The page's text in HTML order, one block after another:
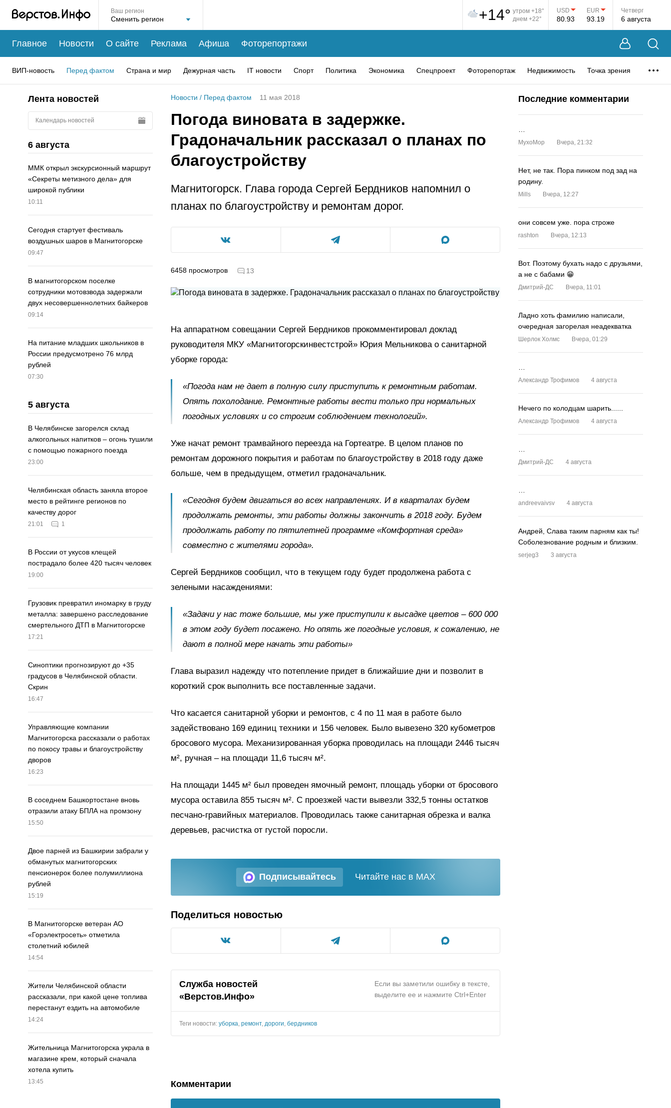
Ваш регион +14° утром +18°
днем +22°
USD
80.93
EUR
93.19
Четверг
6 августа
Главное Новости О сайте Реклама Афиша Фоторепортажи
ВИП-новость Перед фактом Страна и мир Дежурная часть IT новости Спорт Политика Экономика Спецпроект Фоторепортаж Недвижимость Точка зрения
Лента новостей
Календарь новостей
6 августа
ММК открыл экскурсионный маршрут
«Секреты метизного дела» для
широкой публики
10:11
Сегодня стартует фестиваль
воздушных шаров в Магнитогорске
09:47
В магнитогорском поселке
сотрудники мотовзвода задержали
двух несовершеннолетних байкеров
09:14
На питание младших школьников в
России предусмотрено 76 млрд
рублей
07:30
5 августа
В Челябинске загорелся склад
алкогольных напитков – огонь тушили
с помощью пожарного поезда
23:00
Челябинская область заняла второе
место в рейтинге регионов по
качеству дорог
21:01 1
В России от укусов клещей
пострадало более 420 тысяч человек
19:00
Грузовик превратил иномарку в груду
металла: завершено расследование
смертельного ДТП в Магнитогорске
17:21
Синоптики прогнозируют до +35
градусов в Челябинской области.
Скрин
16:47
Управляющие компании
Магнитогорска рассказали о работах
по покосу травы и благоустройству
дворов
16:23
В соседнем Башкортостане вновь
отразили атаку БПЛА на промзону
15:50
Двое парней из Башкирии забрали у
обманутых магнитогорских
пенсионерок более полумиллиона
рублей
15:19
В Магнитогорске ветеран АО
«Горэлектросеть» отметила
столетний юбилей
14:54
Жители Челябинской области
рассказали, при какой цене топлива
перестанут ездить на автомобиле
14:24
Жительница Магнитогорска украла в
магазине крем, который сначала
хотела купить
13:45
Новости / Перед фактом 11 мая 2018
Погода виновата в задержке.
Градоначальник рассказал о планах по
благоустройству
Магнитогорск. Глава города Сергей Бердников напомнил о
планах по благоустройству и ремонтам дорог.
6458 просмотров 13
На аппаратном совещании Сергей Бердников прокомментировал доклад
руководителя МКУ «Магнитогорскинвестстрой» Юрия Мельникова о санитарной
уборке города:
«Погода нам не дает в полную силу приступить к ремонтным работам.
Опять похолодание. Ремонтные работы вести только при нормальных
погодных условиях и со строгим соблюдением технологий».
Уже начат ремонт трамвайного переезда на Гортеатре. В целом планов по
ремонтам дорожного покрытия и работам по благоустройству в 2018 году даже
больше, чем в предыдущем, отметил градоначальник.
«Сегодня будем двигаться во всех направлениях. И в кварталах будем
продолжать ремонты, эти работы должны закончить в 2018 году. Будем
продолжать работу по пятилетней программе «Комфортная среда»
совместно с жителями города».
Сергей Бердников сообщил, что в текущем году будет продолжена работа с
зелеными насаждениями:
«Задачи у нас тоже большие, мы уже приступили к высадке цветов – 600 000
в этом году будет посажено. Но опять же погодные условия, к сожалению, не
дают в полной мере начать эти работы»
Глава выразил надежду что потепление придет в ближайшие дни и позволит в
короткий срок выполнить все поставленные задачи.
Что касается санитарной уборки и ремонтов, с 4 по 11 мая в работе было
задействовано 169 единиц техники и 156 человек. Было вывезено 320 кубометров
бросового мусора. Механизированная уборка проводилась на площади 2446 тысяч
м², ручная – на площади 11,6 тысяч м².
На площади 1445 м² был проведен ямочный ремонт, площадь уборки от бросового
мусора оставила 855 тысяч м². С проезжей части вывезли 332,5 тонны остатков
песчано-гравийных материалов. Проводилась также санитарная обрезка и валка
деревьев, расчистка от густой поросли.
Подписывайтесь Читайте нас в MAX
Поделиться новостью
Служба новостей
«Верстов.Инфо»
Если вы заметили ошибку в тексте,
выделите ее и нажмите Ctrl+Enter
Теги новости: уборка ремонт, дороги бердников
Комментарии
Последние комментарии
MyxoMop Вчера, 21:32
Нет, не так. Пора пинком под зад на
родину.
Mills Вчера, 12:27
они совсем уже. пора строже
rashton Вчера, 12:13
Вот. Поэтому бухать надо с друзьями,
а не с бабами 😁
Дмитрий-ДС Вчера, 11:01
Ладно хоть фамилию написали,
очередная загорелая неадекватка
Шерлок Холмс Вчера, 01:29
Александр Трофимов 4 августа
Нечего по колодцам шарить......
Александр Трофимов 4 августа
Дмитрий-ДС 4 августа
andreevaivsv 4 августа
Андрей, Слава таким парням как ты!
Соболезнование родным и близким.
serjeg3 3 августа